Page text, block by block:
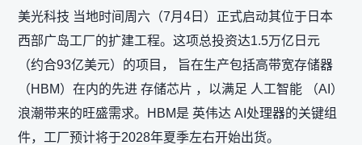
美光科技 当地时间周六（7月4日）正式启动其位于日本
西部广岛工厂的扩建工程。这项总投资达1.5万亿日元
（约合93亿美元）的项目， 旨在生产包括高带宽存储器
（HBM）在内的先进 存储芯片 ，以满足 人工智能 （AI）
浪潮带来的旺盛需求。HBM是 英伟达 AI处理器的关键组
件，工厂预计将于2028年夏季左右开始出货。